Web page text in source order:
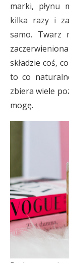
marki, płynu
kilka razy i za
samo. Twarz
składzie coś,
to co
zbiera wiele
mogę.